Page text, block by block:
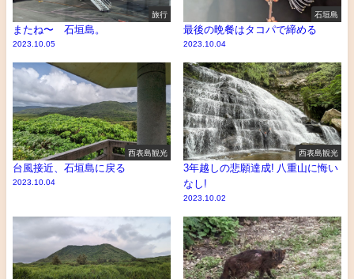
旅行
またね〜 石垣島。
2023.10.05
石垣島
最後の晩餐はタコパで締める
2023.10.04
西表島観光
台風接近、石垣島に戻る
2023.10.04
西表島観光
3年越しの悲願達成! 八重山に悔い
なし!
2023.10.02